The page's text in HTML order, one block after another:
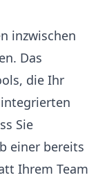
inzwischen
Das
die Ihr
integrierten
Sie
einer bereits
Ihrem Team